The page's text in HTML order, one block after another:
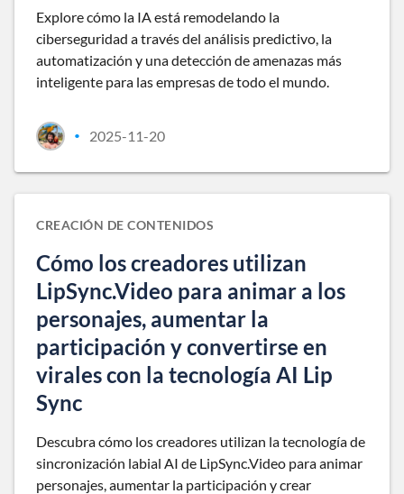
Explore cómo la IA está remodelando la
ciberseguridad a través del análisis predictivo, la
automatización y una detección de amenazas más
inteligente para las empresas de todo el mundo.
• 2025-11-20
CREACIÓN DE CONTENIDOS
Cómo los creadores utilizan
LipSync.Video para animar a los
personajes, aumentar la
participación y convertirse en
virales con la tecnología AI Lip
Sync
Descubra cómo los creadores utilizan la tecnología de
sincronización labial AI de LipSync.Video para animar
personajes, aumentar la participación y crear